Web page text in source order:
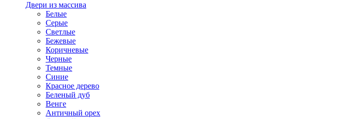
Двери из массива
Белые
Серые
Светлые
Бежевые
Коричневые
Черные
Темные
Синие
Красное дерево
Беленый дуб
Венге
Античный орех